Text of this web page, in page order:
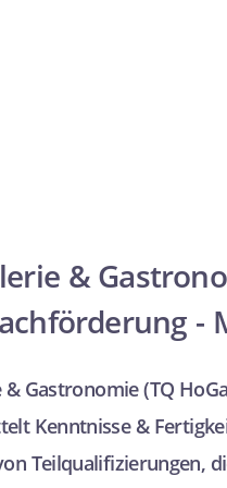
&
-
& Gastronomie (TQ
Kenntnisse &
Teilqualifizierungen,